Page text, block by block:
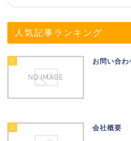
人気記事ランキング
1 お問い合わ
2 会社概要